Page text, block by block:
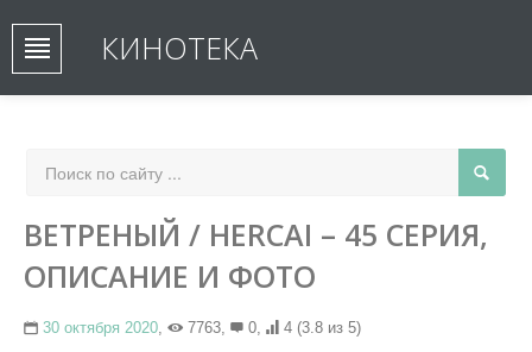
КИНОТЕКА
ВЕТРЕНЫЙ / HERCAI – 45 СЕРИЯ,
ОПИСАНИЕ И ФОТО
30 октября 2020, 7763, 0, 4 (3.8 из 5)